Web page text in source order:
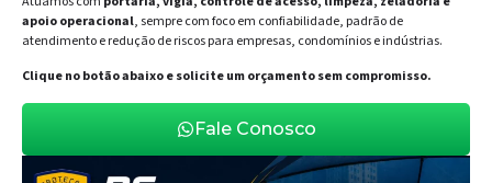
apoio operacional, sempre com foco em confiabilidade, padrão de
atendimento e redução de riscos para empresas, condomínios e indústrias.
Clique no botão abaixo e solicite um orçamento sem compromisso.
Fale Conosco